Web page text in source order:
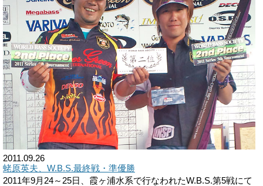
2011.09.26
蛯原英夫、W.B.S.最終戦・準優勝
2011年9月24～25日、霞ヶ浦水系で行なわれたW.B.S.第5戦にて